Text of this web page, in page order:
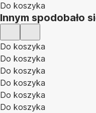
Do koszyka
Innym spodobało
Do koszyka
Do koszyka
Do koszyka
Do koszyka
Do koszyka
Do koszyka